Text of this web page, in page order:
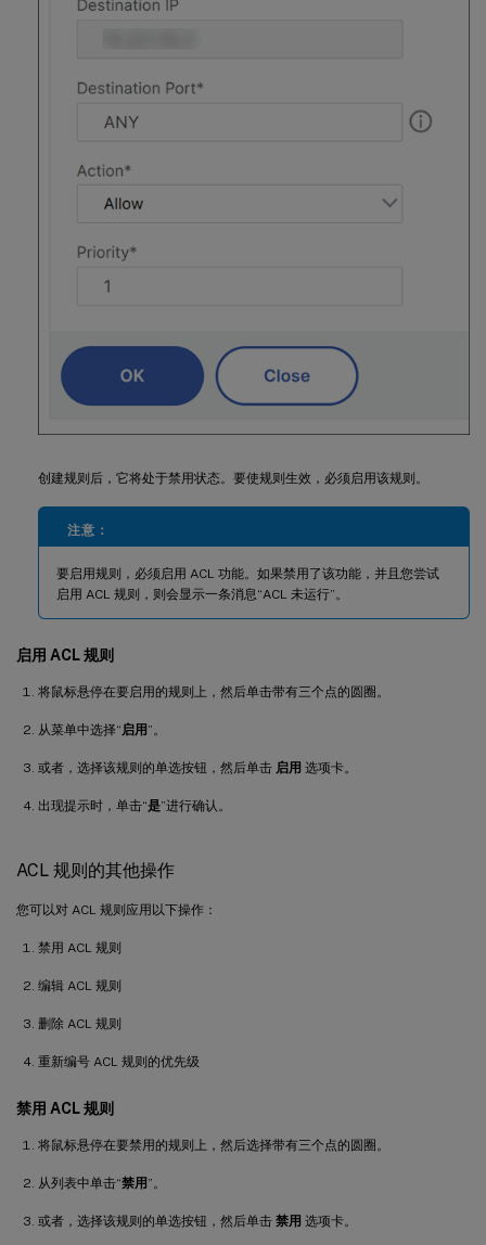
创建规则后，它将处于禁用状态。要使规则生效，必须启用该规则。
注意：
要启用规则，必须启用 ACL 功能。如果禁用了该功能，并且您尝试
启用 ACL 规则，则会显示一条消息“ACL 未运行”。
启用 ACL 规则
将鼠标悬停在要启用的规则上，然后单击带有三个点的圆圈。
从菜单中选择“启用”。
或者，选择该规则的单选按钮，然后单击 启用 选项卡。
出现提示时，单击“是”进行确认。
ACL 规则的其他操作
您可以对 ACL 规则应用以下操作：
禁用 ACL 规则
编辑 ACL 规则
删除 ACL 规则
重新编号 ACL 规则的优先级
禁用 ACL 规则
将鼠标悬停在要禁用的规则上，然后选择带有三个点的圆圈。
从列表中单击“禁用”。
或者，选择该规则的单选按钮，然后单击 禁用 选项卡。